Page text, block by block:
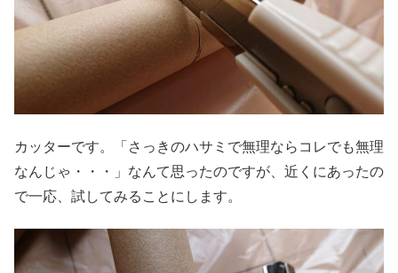
カッターです。「さっきのハサミで無理ならコレでも無理
なんじゃ・・・」なんて思ったのですが、近くにあったの
で一応、試してみることにします。